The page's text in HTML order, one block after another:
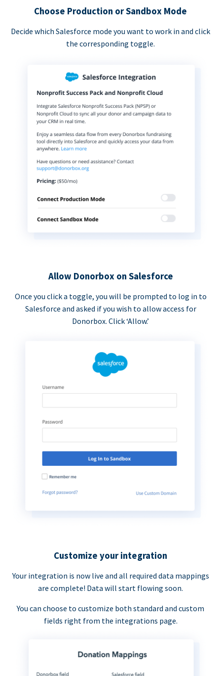
Choose Production or Sandbox Mode
Decide which Salesforce mode you want to work in and click
the corresponding toggle.
Allow Donorbox on Salesforce
Once you click a toggle, you will be prompted to log in to
Salesforce and asked if you wish to allow access for
Donorbox. Click ‘Allow.’
Customize your integration
Your integration is now live and all required data mappings
are complete! Data will start flowing soon.
You can choose to customize both standard and custom
fields right from the integrations page.